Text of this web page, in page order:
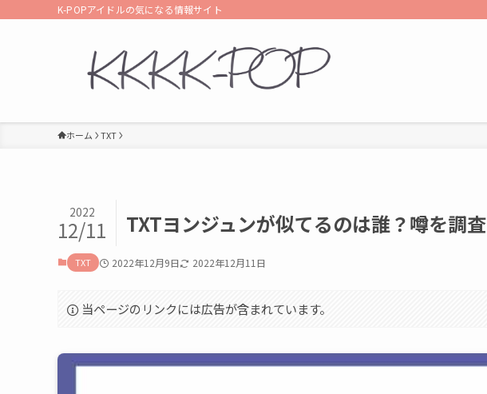
K-POPアイドルの気になる情報サイト
ホーム TXT
TXTヨンジュンが似てるのは誰？噂を調査
2022
12/11
TXT 2022年12月9日 2022年12月11日
当ページのリンクには広告が含まれています。